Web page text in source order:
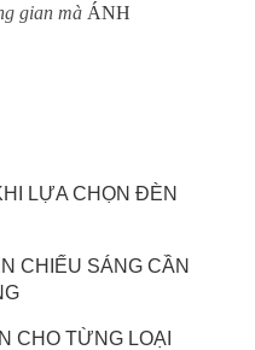
gian mà ÁNH
LỰA CHỌN ĐÈN
CHIẾU SÁNG CẦN
CHO TỪNG LOẠI